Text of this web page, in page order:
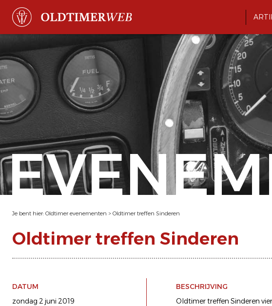
Je bent hier: Oldtimer evenementen > Oldtimer treffen Sinderen
Oldtimer treffen Sinderen
DATUM
zondag 2 juni 2019
BESCHRIJVING
Oldtimer treffen Sinderen